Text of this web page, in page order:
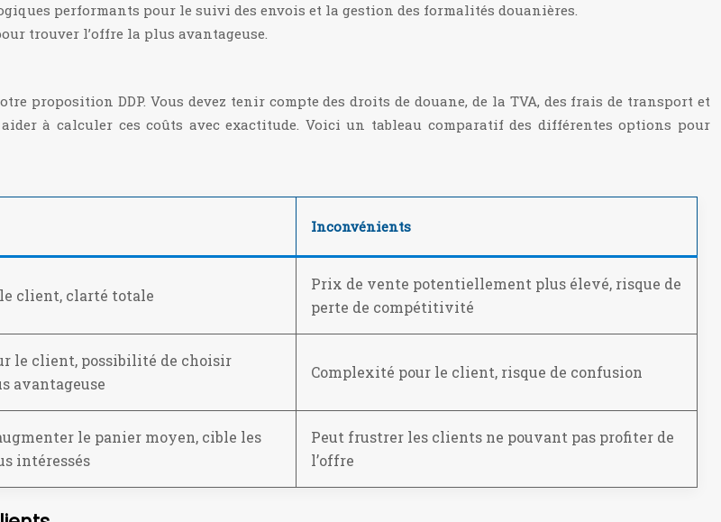
performants pour le suivi des envois et la gestion des formalités douanières.
trouver l’offre la plus avantageuse.
proposition DDP. Vous devez tenir compte des droits de douane, de la TVA, des frais de transport et
à calculer ces coûts avec exactitude. Voici un tableau comparatif des différentes options pour
Inconvénients
client, clarté totale
Prix de vente potentiellement plus élevé, risque de
perte de compétitivité
le client, possibilité de choisir
avantageuse
Complexité pour le client, risque de confusion
le panier moyen, cible les
intéressés
Peut frustrer les clients ne pouvant pas profiter de
l’offre